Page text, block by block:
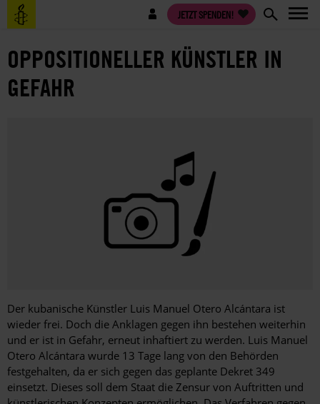
Direkt
zum
Benutzermenü JETZT SPENDEN!
OPPOSITIONELLER KÜNSTLER IN
GEFAHR
Der kubanische Künstler Luis Manuel Otero Alcántara ist
wieder frei. Doch die Anklagen gegen ihn bestehen weiterhin
und er ist in Gefahr, erneut inhaftiert zu werden. Luis Manuel
Otero Alcántara wurde 13 Tage lang von den Behörden
festgehalten, da er sich gegen das geplante Dekret 349
einsetzt. Dieses soll dem Staat die Zensur von Auftritten und